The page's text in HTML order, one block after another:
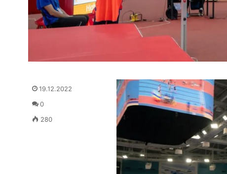
19.12.2022
0
280